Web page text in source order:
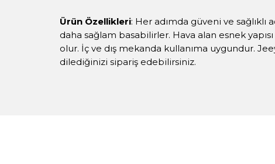
Ürün Özellikleri: Her adımda güveni ve
daha sağlam basabilirler. Hava alan esnek
olur. İç ve dış mekanda kullanıma uygundur.
dilediğinizi sipariş edebilirsiniz.